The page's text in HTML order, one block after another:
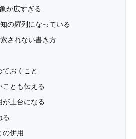
が広すぎる
の羅列になっている
されない書き方
おくこと
ことも伝える
が土台になる
る
の併用